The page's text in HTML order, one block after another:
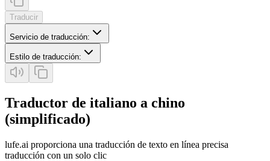
Traducir
Servicio de traducción:
Estilo de traducción:
Traductor de italiano a chino
(simplificado)
lufe.ai proporciona una traducción de texto en línea precisa
traducción con un solo clic